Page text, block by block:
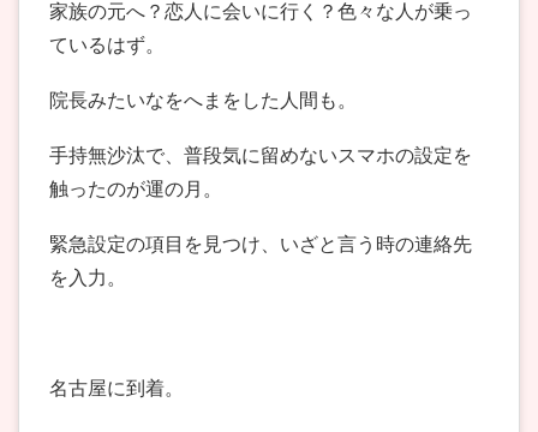
家族の元へ？恋人に会いに行く？色々な人が乗っ
ているはず。
院長みたいなをへまをした人間も。
手持無沙汰で、普段気に留めないスマホの設定を
触ったのが運の月。
緊急設定の項目を見つけ、いざと言う時の連絡先
を入力。
名古屋に到着。